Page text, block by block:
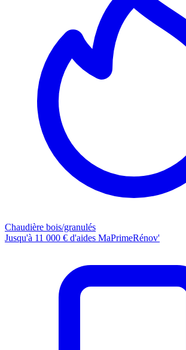
Chaudière bois/granulés
Jusqu'à 11 000 € d'aides MaPrimeRénov'